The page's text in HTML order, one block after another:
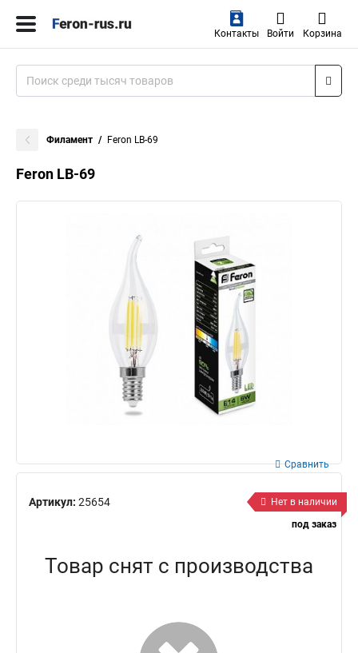
Контакты Войти Корзина
Филамент Feron LB-69
Feron LB-69
Артикул: 25654
Сравнить
Нет в наличии
под заказ
Товар снят с производства